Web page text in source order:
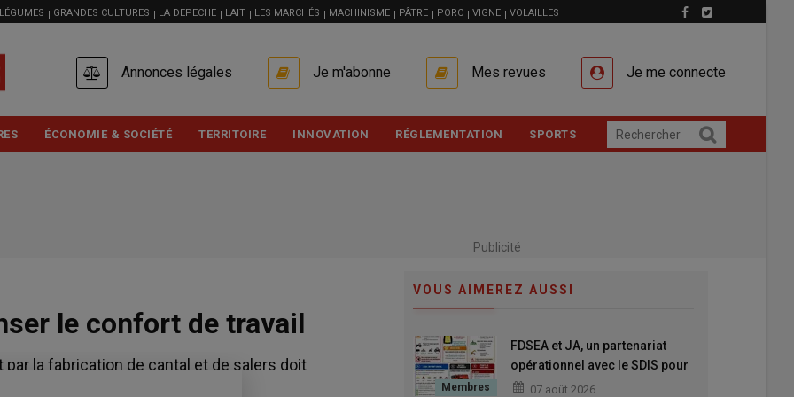
GRANDES CULTURES LA DEPECHE LAIT LES MARCHÉS MACHINISME PÂTRE PORC VIGNE VOLAILLES
ACCOUNT
Annonces légales Je m'abonne Mes revues Je me connecte
ÉCONOMIE & SOCIÉTÉ TERRITOIRE INNOVATION RÉGLEMENTATION SPORTS
Publicité
le confort de travail
par la fabrication de cantal et de salers doit
VOUS AIMEREZ AUSSI
FDSEA et JA, un partenariat
opérationnel avec le SDIS pour
mieux anticiper et mieux réagir
07 août 2026